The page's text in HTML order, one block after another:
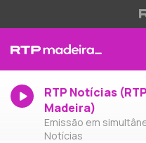
RTP Notícias (RTP
Madeira)
Emissão em
Notícias